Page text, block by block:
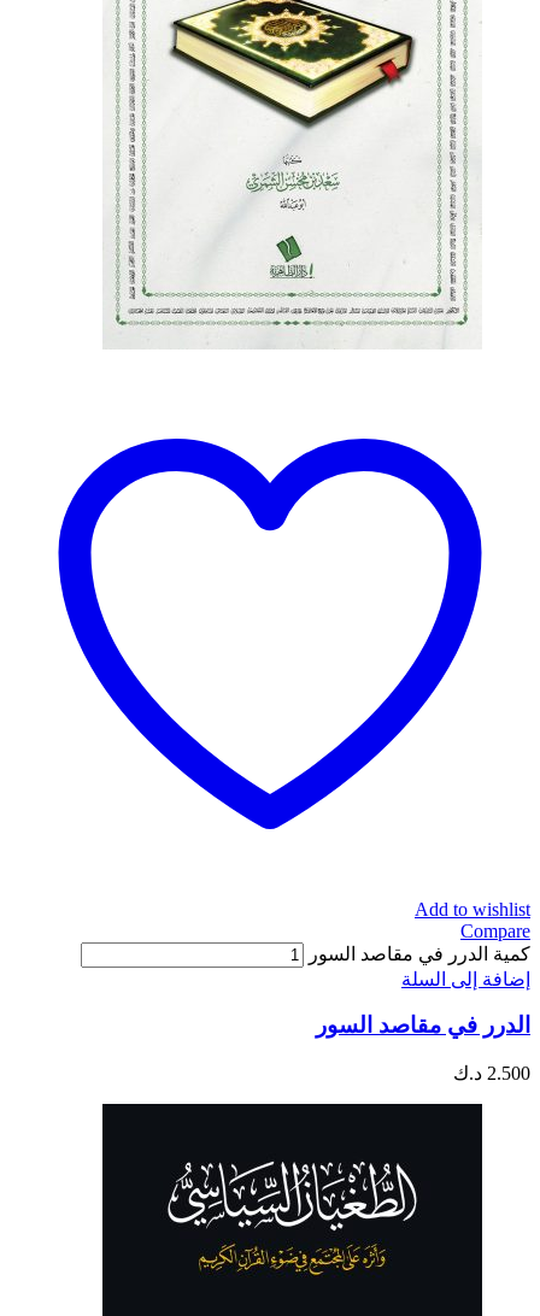
Add to wishlist
Compare
كمية الدرر في مقاصد السور
إضافة إلى السلة
الدرر في مقاصد السور
2.500 د.ك